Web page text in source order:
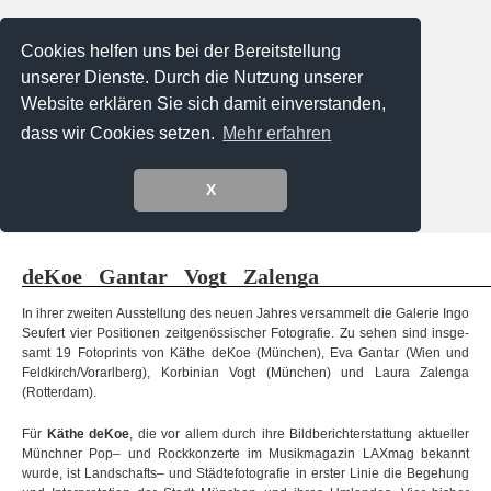
Cookies helfen uns bei der Bereitstellung
unserer Dienste. Durch die Nutzung unserer
Website erklären Sie sich damit einverstanden,
dass wir Cookies setzen. Mehr erfahren
X
deKoe Gantar Vogt Zalenga
In ihrer zwei­ten Aus­stel­lung des neuen Jah­res ver­sam­melt die Gale­rie Ingo
Seu­fert vier Posi­tio­nen zeit­ge­nös­si­scher Foto­gra­fie. Zu sehen sind ins­ge­
samt 19 Foto­prints von Käthe deKoe (Mün­chen), Eva Gantar (Wien und
Feldkirch/Vorarlberg), Kor­bi­nian Vogt (Mün­chen) und Laura Zalenga
(Rotterdam).
Für Käthe deKoe, die vor allem durch ihre Bild­be­richt­er­stat­tung aktu­el­ler
Münch­ner Pop– und Rock­kon­zerte im Musik­ma­ga­zin LAX­mag bekannt
wurde, ist Land­schafts– und Städ­te­fo­to­gra­fie in ers­ter Linie die Bege­hung